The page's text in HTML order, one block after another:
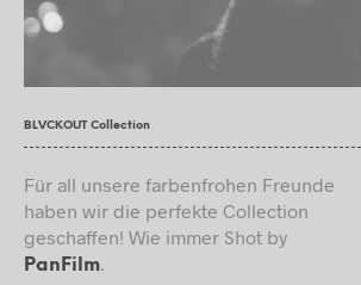
BLVCKOUT Collection
Für all unsere farbenfrohen Freunde
haben wir die perfekte Collection
geschaffen! Wie immer Shot by
PanFilm.